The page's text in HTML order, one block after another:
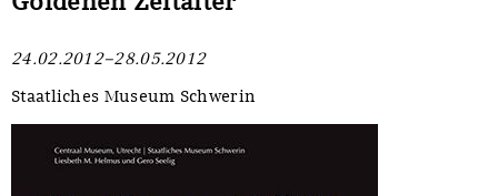
24.02.2012–28.05.2012
Staatliches Museum Schwerin
Presse und Neuigkeiten
Stellenangebote
Werkverzeichnisse
UKRAINE-Förderlinie